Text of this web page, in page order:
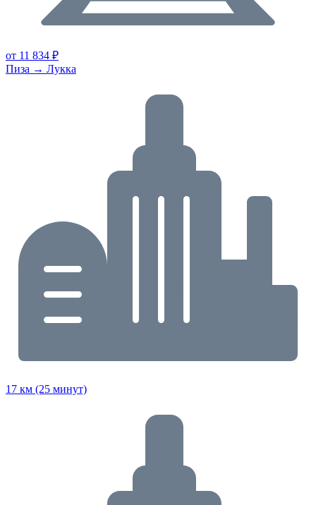
от 11 834 ₽
Пиза → Лукка
17 км (25 минут)